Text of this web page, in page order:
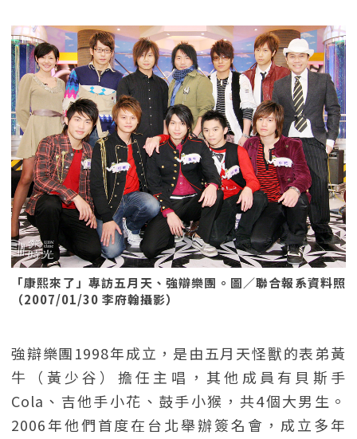
「康熙來了」專訪五月天、強辯樂團。圖／聯合報系資料照
（2007/01/30 李府翰攝影）
強辯樂團1998年成立，是由五月天怪獸的表弟黃
牛（黃少谷）擔任主唱，其他成員有貝斯手
Cola、吉他手小花、鼓手小猴，共4個大男生。
2006年他們首度在台北舉辦簽名會，成立多年